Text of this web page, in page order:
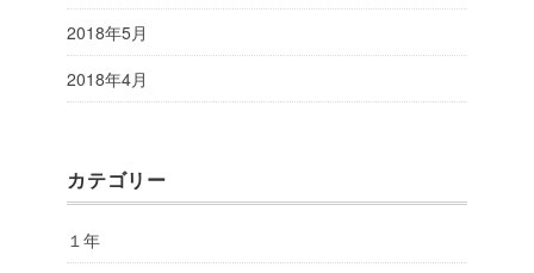
2018年5月
2018年4月
カテゴリー
１年